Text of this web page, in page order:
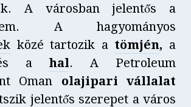
A városban jelentős a
A hagyományos
közé tartozik a tömjén, a
a hal. A Petroleum
Oman olajipari vállalat
jelentős szerepet a város